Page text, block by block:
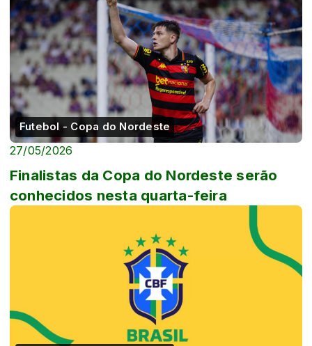
Futebol - Copa do Nordeste
27/05/2026
Finalistas da Copa do Nordeste serão
conhecidos nesta quarta-feira